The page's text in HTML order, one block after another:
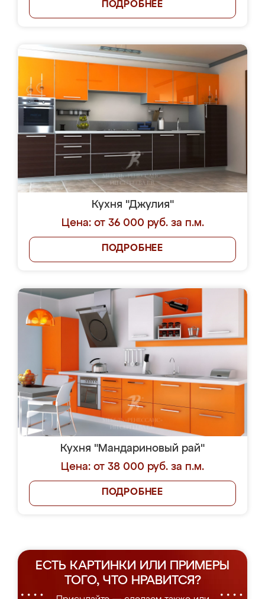
ПОДРОБНЕЕ
Кухня "Джулия"
Цена: от 36 000 руб. за п.м.
ПОДРОБНЕЕ
Кухня "Мандариновый рай"
Цена: от 38 000 руб. за п.м.
ПОДРОБНЕЕ
ЕСТЬ КАРТИНКИ ИЛИ ПРИМЕРЫ
ТОГО, ЧТО НРАВИТСЯ?